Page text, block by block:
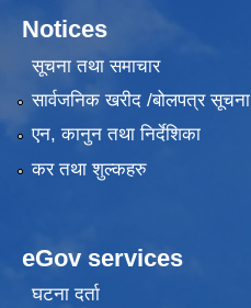
Notices
सूचना तथा समाचार
सार्वजनिक खरीद /बोलपत्र सूचना
एन, कानुन तथा निर्देशिका
कर तथा शुल्कहरु
eGov services
घटना दर्ता